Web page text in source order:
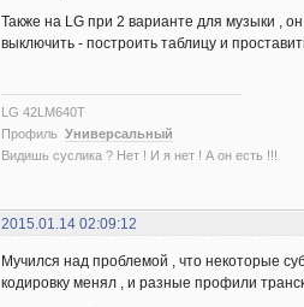
Также на LG при 2 варианте для музыки ,
выключить - построить таблицу и
LG 42LM640T
ПрофильУниверсальный
Видишь суслика ? Нет ! И я нет ! А он есть !!!
2015.01.14 02:09:12
Мучился над проблемой , что некоторые
кодировку менял , и разные профили